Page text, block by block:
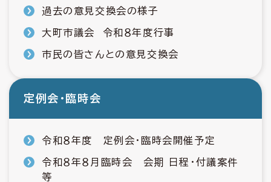
過去の意見交換会の様子
大町市議会 令和８年度行事
市民の皆さんとの意見交換会
定例会・臨時会
令和８年度 定例会・臨時会開催予定
令和８年８月臨時会 会期 日程・付議案件
等